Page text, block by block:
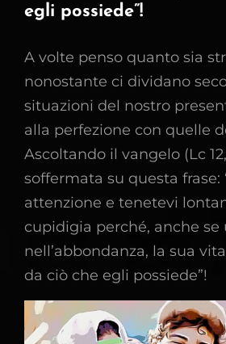
egli possiede”!
A volte penso quanto sia
nonostante ci dividano
situazioni del nostro
alla perfezione con quelle
Ascoltando il vangelo (Lc
soffermata su questa frase:
attenzione e tenetevi
cupidigia perché, anche se
nell’abbondanza, la sua
da ciò che egli possiede”!